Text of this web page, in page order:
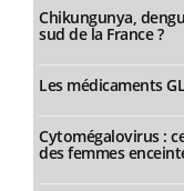
Chikungunya,
sud de la France ?
Les médicaments
Cytomégalovirus :
des femmes